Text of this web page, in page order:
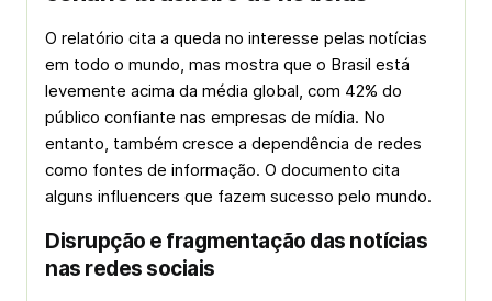
O relatório cita a queda no interesse pelas notícias
em todo o mundo, mas mostra que o Brasil está
levemente acima da média global, com 42% do
público confiante nas empresas de mídia. No
entanto, também cresce a dependência de redes
como fontes de informação. O documento cita
alguns influencers que fazem sucesso pelo mundo.
Disrupção e fragmentação das notícias
nas redes sociais